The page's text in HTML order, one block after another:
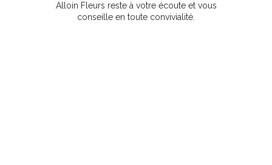
Alloin Fleurs reste à votre écoute et vous
conseille en toute convivialité.